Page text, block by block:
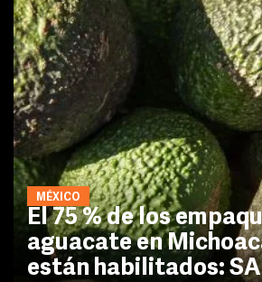
MÉXICO
El 75 % de los
aguacate en
están habilitados: